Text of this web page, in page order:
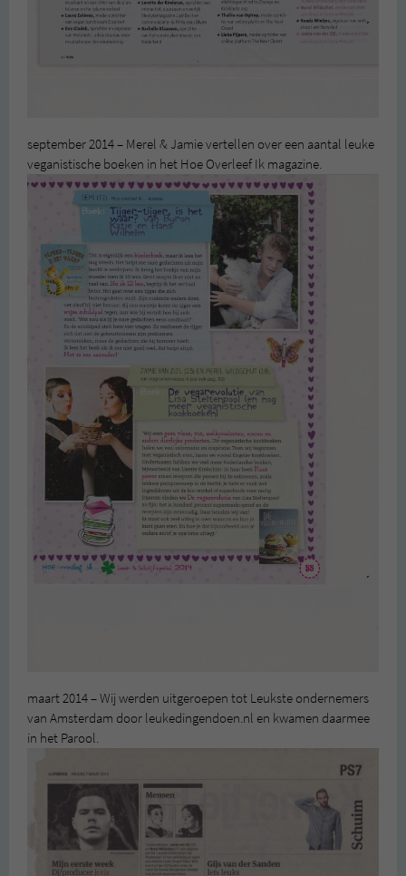
september 2014 – Merel & Jamie vertellen over een aantal leuke
veganistische boeken in het Hoe Overleef Ik magazine.
maart 2014 – Wij werden uitgeroepen tot Leukste ondernemers
van Amsterdam door leukedingendoen.nl en kwamen daarmee
in het Parool.